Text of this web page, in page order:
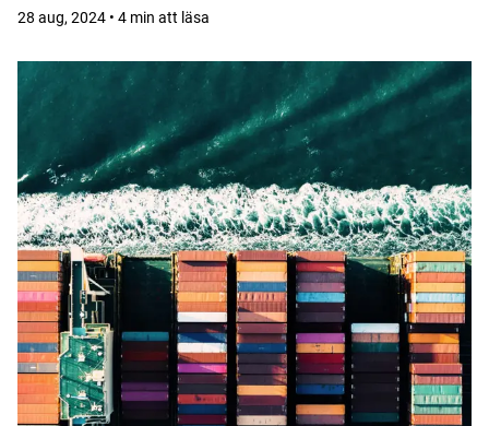
28 aug, 2024 • 4 min att läsa